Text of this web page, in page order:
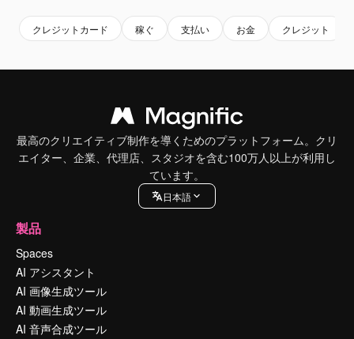
クレジットカード 稼ぐ 支払い お金 クレジット
最高のクリエイティブ制作を導くためのプラットフォーム。クリ
エイター、企業、代理店、スタジオを含む100万人以上が利用し
ています。
日本語
製品
Spaces
AI アシスタント
AI 画像生成ツール
AI 動画生成ツール
AI 音声合成ツール